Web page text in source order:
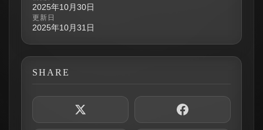
2025年10月30日
更新日
2025年10月31日
SHARE